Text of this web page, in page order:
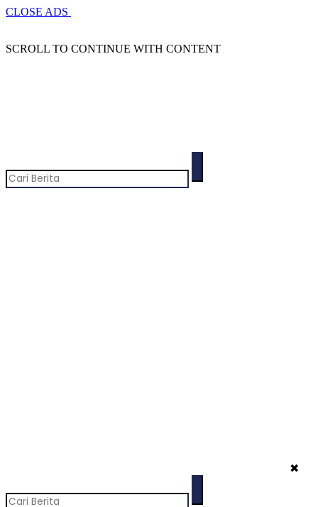
CLOSE ADS
SCROLL TO CONTINUE WITH CONTENT
✖